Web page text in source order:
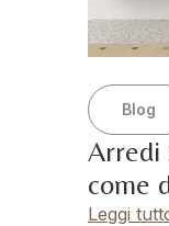
Blog
Arredi
come
Leggi